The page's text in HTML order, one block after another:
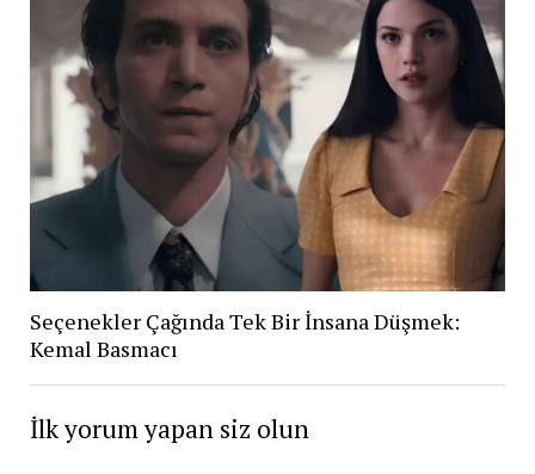
Seçenekler Çağında Tek Bir İnsana Düşmek:
Kemal Basmacı
İlk yorum yapan siz olun